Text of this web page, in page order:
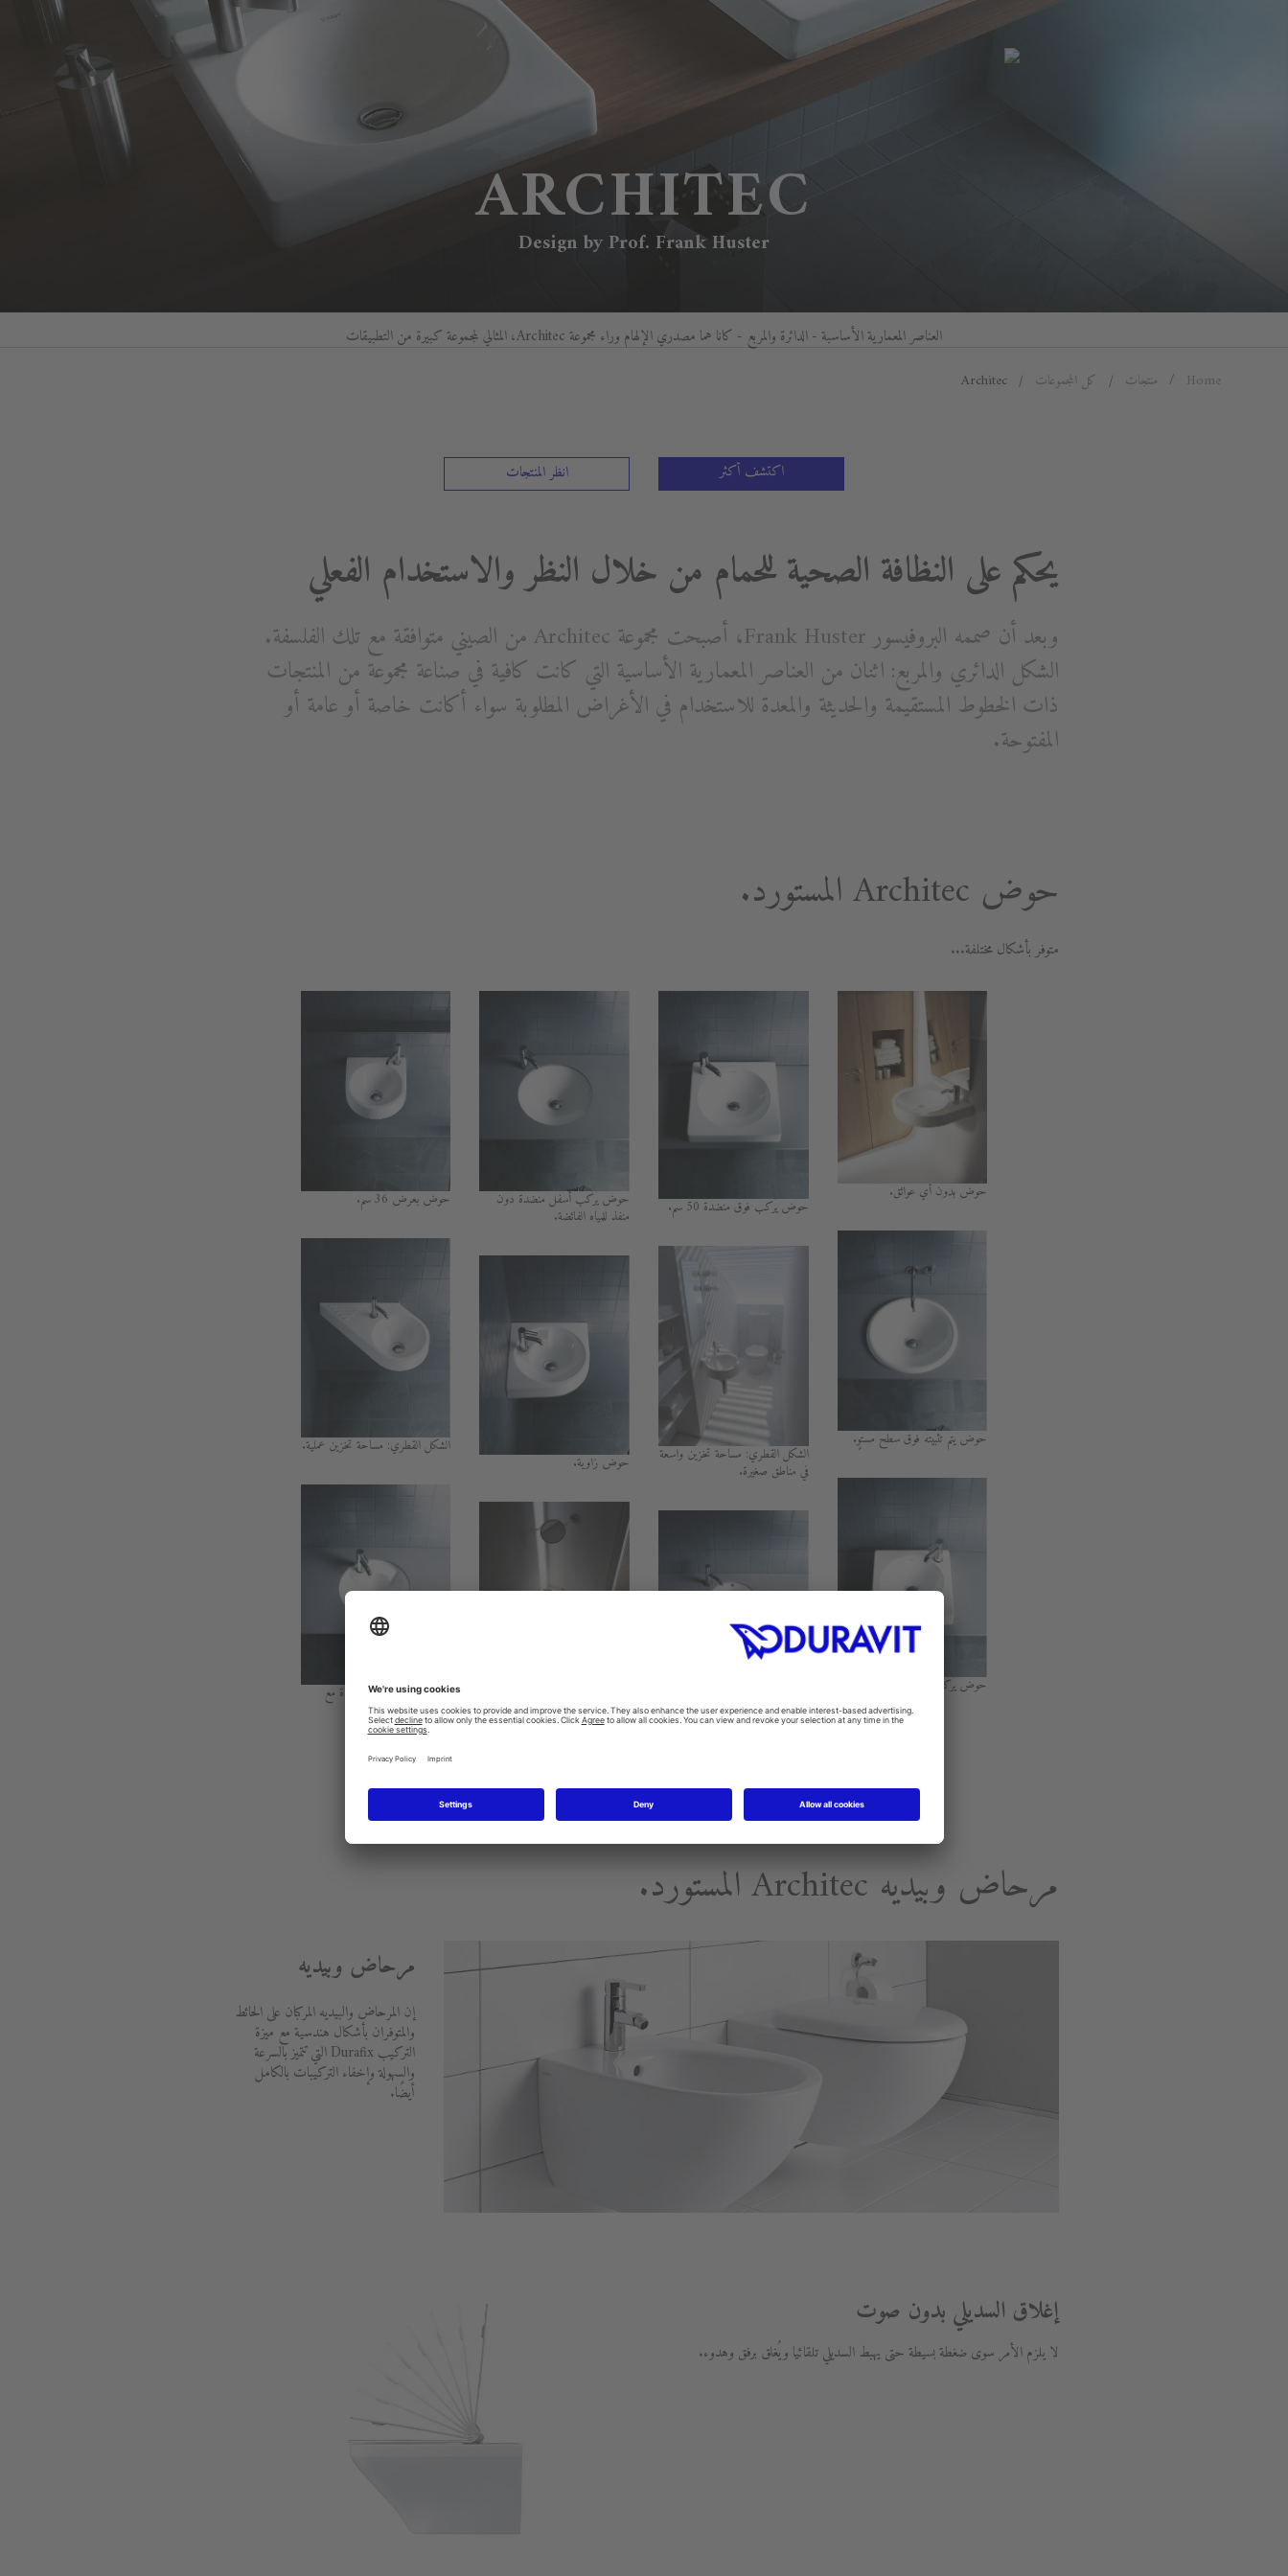
ARCHITEC
Design by Prof. Frank Huster
العناصر المعمارية الأساسبة - الدائرة والمربع - كانا هما مصدري الإلهام وراء مجموعة Architec، المثالي لمجموعة كبيرة من التطبيقات
Home منتجات كل المجموعات Architec
اكتشف أكثر انظر المنتجات
يحكم على النظافة الصحية للحمام من خلال النظر والاستخدام الفعلي
وبعد أن صممه البروفيسور Frank Huster، أصبحت مجموعة Architec من الصيني متوافقة مع تلك الفلسفة.
الشكل الدائري والمربع: اثنان من العناصر المعمارية الأساسية التي كانت كافية في صناعة مجموعة من المنتجات
ذات الخطوط المستقيمة والحديثة والمعدة للاستخدام في الأغراض المطلوبة سواء أكانت خاصة أو عامة أو
المفتوحة.
حوض Architec المستورد.
متوفر بأشكال مختلفة...
حوض بدون أي عوائق.
حوض يتم تثبيته فوق سطح مستوٍ.
حوض يُركب فوق منضدة 50 سم.
حوض يُركب فوق منضدة 50 سم.
الشكل القطري: مساحة تخزين واسعة
في مناطق صغيرة.
حوض يُركب أسفل منضدة.
حوض يُركب أسفل منضدة دون
منفذ للمياه الفائضة.
حوض زاوية.
حوض زاوية.
حوض بعرض 36 سم.
الشكل القطري: مساحة تخزين عملية.
حوض يُركب أسفل منضدة مع
منصة صنبور مدمجة.
مرحاض وبيديه Architec المستورد.
مرحاض وبيديه
إن المرحاض والبيديه المركبان على الحائط
والمتوفران بأشكال هندسية مع ميزة
التركيب Durafix التي تتميز بالسرعة
والسهولة وإخفاء التركيبات بالكامل
أيضًا.
إغلاق السديلي بدون صوت
لا يلزم الأمر سوى ضغطة بسيطة حتى يهبط السديلي تلقائيا ويُغلق برفق وهدوء.